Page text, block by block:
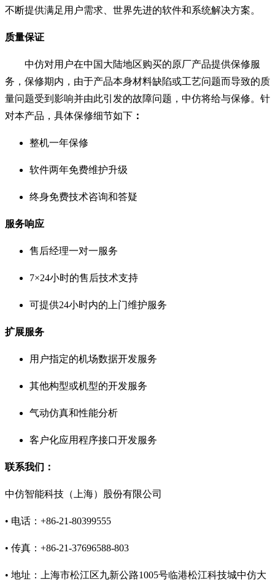
不断提供满足用户需求、世界先进的软件和系统解决方案。
质量保证
中仿对用户在中国大陆地区购买的原厂产品提供保修服
务，保修期内，由于产品本身材料缺陷或工艺问题而导致的质
量问题受到影响并由此引发的故障问题，中仿将给与保修。针
对本产品，具体保修细节如下 ：
整机一年保修
软件两年免费维护升级
终身免费技术咨询和答疑
服务响应
售后经理一对一服务
7×24小时的售后技术支持
可提供24小时内的上门维护服务
扩展服务
用户指定的机场数据开发服务
其他构型或机型的开发服务
气动仿真和性能分析
客户化应用程序接口开发服务
联系我们：
中仿智能科技（上海）股份有限公司
• 电话：+86-21-80399555
• 传真：+86-21-37696588-803
• 地址：上海市松江区九新公路1005号临港松江科技城中仿大